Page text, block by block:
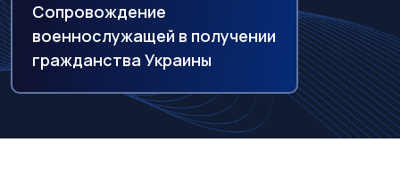
Сопровождение
военнослужащей в получении
гражданства Украины